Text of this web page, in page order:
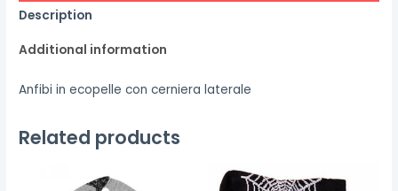
Description
Additional information
Anfibi in ecopelle con cerniera laterale
Related products